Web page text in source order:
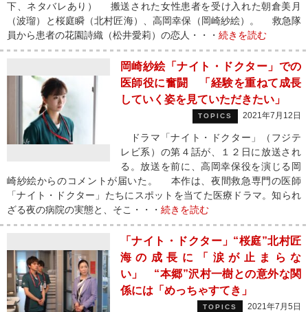
下、ネタバレあり） 搬送された女性患者を受け入れた朝倉美月
（波瑠）と桜庭瞬（北村匠海）、高岡幸保（岡崎紗絵）。 救急隊
員から患者の花園詩織（松井愛莉）の恋人・・・ 続きを読む
岡崎紗絵「ナイト・ドクター」での
医師役に奮闘 「経験を重ねて成長
していく姿を見ていただきたい」
TOPICS 2021年7月12日
ドラマ「ナイト・ドクター」（フジテ
レビ系）の第４話が、１２日に放送され
る。放送を前に、高岡幸保役を演じる岡
崎紗絵からのコメントが届いた。 本作は、夜間救急専門の医師
「ナイト・ドクター」たちにスポットを当てた医療ドラマ。知られ
ざる夜の病院の実態と、そこ・・・ 続きを読む
「ナイト・ドクター」“桜庭”北村匠
海の成長に「涙が止まらな
い」 “本郷”沢村一樹との意外な関
係には「めっちゃすてき」
TOPICS 2021年7月5日